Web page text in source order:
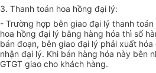
3. Thanh toán hoa hồng đại lý:
- Trường hợp bên giao đại lý thanh
hoa hồng đại lý bằng hàng hóa thì số
bán đoạn, bên giao đại lý phải xuất hóa
nhận đại lý. Khi bán hàng hóa này bên
GTGT giao cho khách hàng.